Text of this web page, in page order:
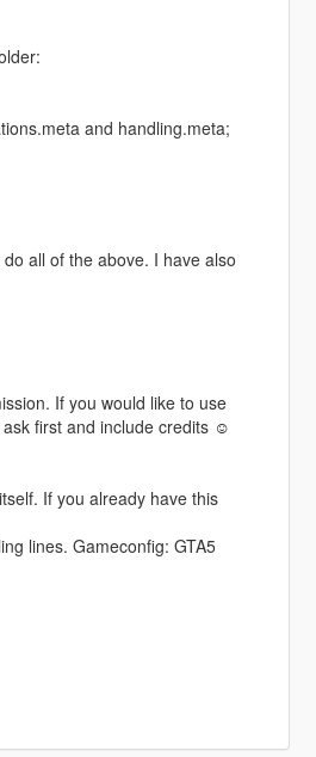
and handling.meta;
all of the above. I have also
If you would like to use
ask first and include credits ☺
If you already have this
lines. Gameconfig: GTA5